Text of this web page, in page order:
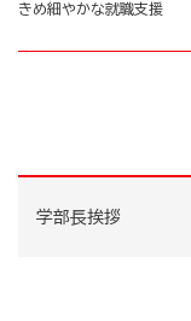
きめ細やかな就職支援
学部長挨拶